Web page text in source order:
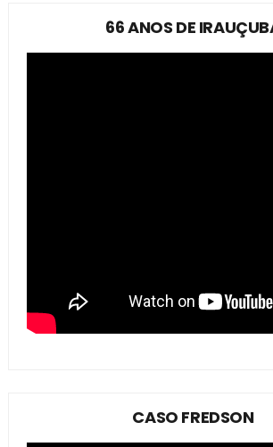
66 ANOS DE
CASO FREDSON